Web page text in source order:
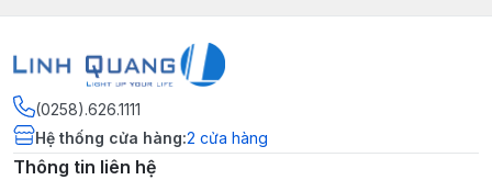
(0258).626.1111
Hệ thống cửa hàng:2 cửa hàng
Thông tin liên hệ